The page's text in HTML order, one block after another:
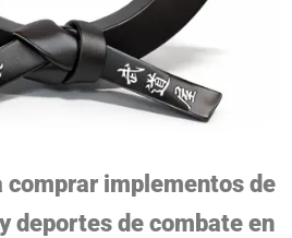
comprar implementos de
deportes de combate en